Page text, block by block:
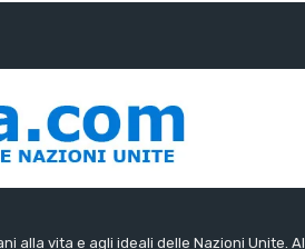
alla vita e agli ideali delle Nazioni Unite. Al